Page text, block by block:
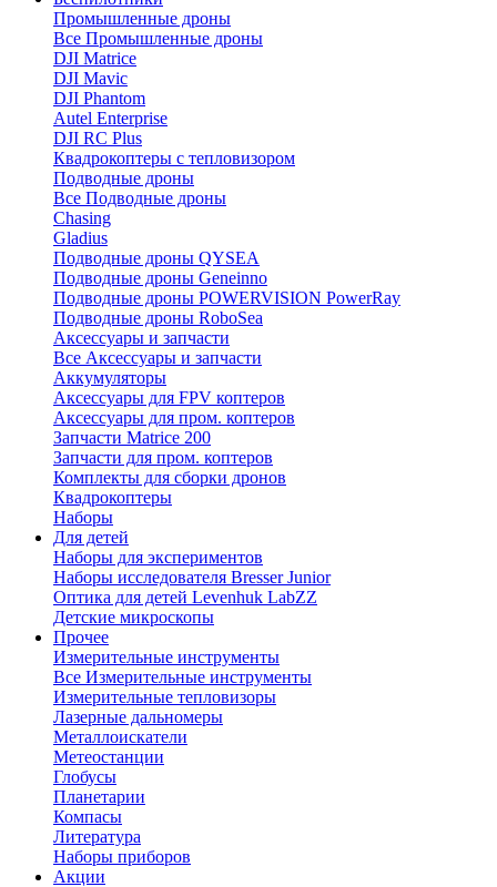
Промышленные дроны
Все Промышленные дроны
DJI Matrice
DJI Mavic
DJI Phantom
Autel Enterprise
DJI RC Plus
Квадрокоптеры с тепловизором
Подводные дроны
Все Подводные дроны
Chasing
Gladius
Подводные дроны QYSEA
Подводные дроны Geneinno
Подводные дроны POWERVISION PowerRay
Подводные дроны RoboSea
Аксессуары и запчасти
Все Аксессуары и запчасти
Аккумуляторы
Аксессуары для FPV коптеров
Аксессуары для пром. коптеров
Запчасти Matrice 200
Запчасти для пром. коптеров
Комплекты для сборки дронов
Квадрокоптеры
Наборы
Для детей
Наборы для экспериментов
Наборы исследователя Bresser Junior
Оптика для детей Levenhuk LabZZ
Детские микроскопы
Прочее
Измерительные инструменты
Все Измерительные инструменты
Измерительные тепловизоры
Лазерные дальномеры
Металлоискатели
Метеостанции
Глобусы
Планетарии
Компасы
Литература
Наборы приборов
Акции